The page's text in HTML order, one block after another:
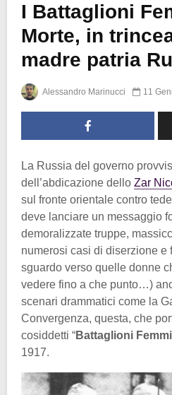
I Battaglioni
Morte, in
madre patria
Alessandro Marinucci 11
La Russia del governo
dell’abdicazione dello Zar
sul fronte orientale contro
deve lanciare un messaggio
demoralizzate truppe,
numerosi casi di diserzione e
sguardo verso quelle donne
vedere fino a che punto…)
scenari drammatici come la
Convergenza, questa, che
cosiddetti “Battaglioni
1917.